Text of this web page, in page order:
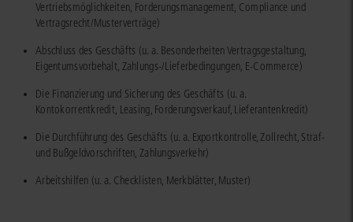
Vertriebsmöglichkeiten, Forderungsmanagement, Compliance und
Vertragsrecht/Musterverträge)
Abschluss des Geschäfts (u. a. Besonderheiten Vertragsgestaltung,
Eigentumsvorbehalt, Zahlungs-/Lieferbedingungen, E-Commerce)
Die Finanzierung und Sicherung des Geschäfts (u. a.
Kontokorrentkredit, Leasing, Forderungsverkauf, Lieferantenkredit)
Die Durchführung des Geschäfts (u. a. Exportkontrolle, Zollrecht, Straf-
und Bußgeldvorschriften, Zahlungsverkehr)
Arbeitshilfen (u. a. Checklisten, Merkblätter, Muster)